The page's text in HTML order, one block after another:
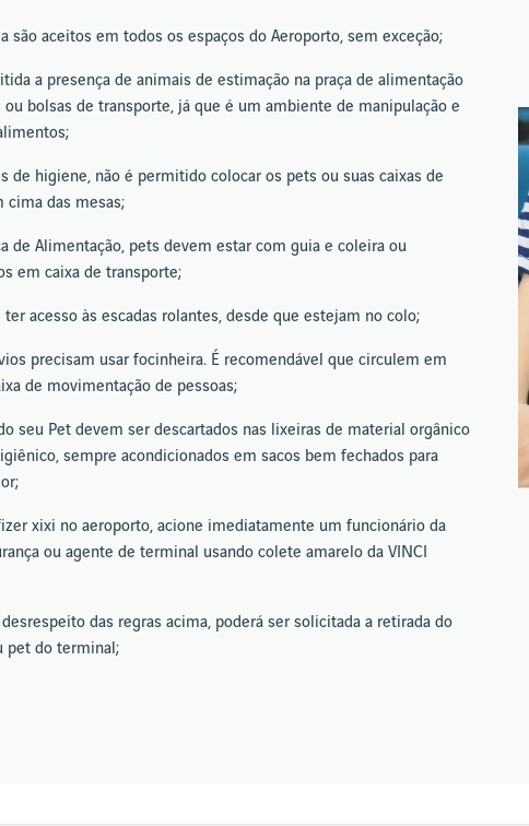
são aceitos em todos os espaços do Aeroporto, sem exceção;
a presença de animais de estimação na praça de alimentação
ou bolsas de transporte, já que é um ambiente de manipulação e
de higiene, não é permitido colocar os pets ou suas caixas de
cima das mesas;
de Alimentação, pets devem estar com guia e coleira ou
em caixa de transporte;
acesso às escadas rolantes, desde que estejam no colo;
precisam usar focinheira. É recomendável que circulem em
de movimentação de pessoas;
seu Pet devem ser descartados nas lixeiras de material orgânico
sempre acondicionados em sacos bem fechados para
xixi no aeroporto, acione imediatamente um funcionário da
ou agente de terminal usando colete amarelo da VINCI
das regras acima, poderá ser solicitada a retirada do
pet do terminal;